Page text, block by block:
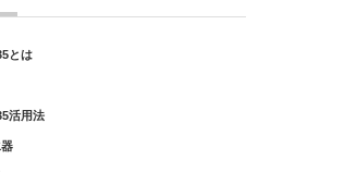
とは
活用法